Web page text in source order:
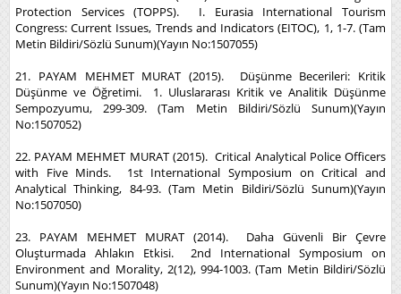
Protection Services (TOPPS). I. Eurasia International Tourism
Congress: Current Issues, Trends and Indicators (EITOC), 1, 1-7. (Tam
Metin Bildiri/Sözlü Sunum)(Yayın No:1507055)
21. PAYAM MEHMET MURAT (2015). Düşünme Becerileri: Kritik
Düşünme ve Öğretimi. 1. Uluslararası Kritik ve Analitik Düşünme
Sempozyumu, 299-309. (Tam Metin Bildiri/Sözlü Sunum)(Yayın
No:1507052)
22. PAYAM MEHMET MURAT (2015). Critical Analytical Police Officers
with Five Minds. 1st International Symposium on Critical and
Analytical Thinking, 84-93. (Tam Metin Bildiri/Sözlü Sunum)(Yayın
No:1507050)
23. PAYAM MEHMET MURAT (2014). Daha Güvenli Bir Çevre
Oluşturmada Ahlakın Etkisi. 2nd International Symposium on
Environment and Morality, 2(12), 994-1003. (Tam Metin Bildiri/Sözlü
Sunum)(Yayın No:1507048)